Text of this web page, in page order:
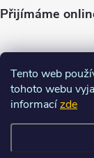
Tento web
tohoto webu
informacízde
Přijímáme